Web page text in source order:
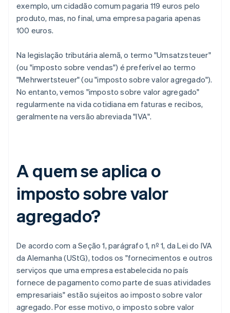
exemplo, um cidadão comum pagaria 119 euros pelo
produto, mas, no final, uma empresa pagaria apenas
100 euros.
Na legislação tributária alemã, o termo "Umsatzsteuer"
(ou "imposto sobre vendas") é preferível ao termo
"Mehrwertsteuer" (ou "imposto sobre valor agregado").
No entanto, vemos "imposto sobre valor agregado"
regularmente na vida cotidiana em faturas e recibos,
geralmente na versão abreviada "IVA".
A quem se aplica o
imposto sobre valor
agregado?
De acordo com a Seção 1, parágrafo 1, nº 1, da Lei do IVA
da Alemanha (UStG), todos os "fornecimentos e outros
serviços que uma empresa estabelecida no país
fornece de pagamento como parte de suas atividades
empresariais" estão sujeitos ao imposto sobre valor
agregado. Por esse motivo, o imposto sobre valor